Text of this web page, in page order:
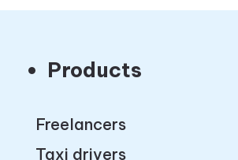
Products
Freelancers
Taxi drivers